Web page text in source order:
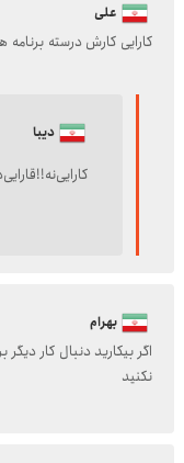
علی
کارایی کارش درسته
دیبا
بهرام
اگر بیکارید دنبال کار
نکنید